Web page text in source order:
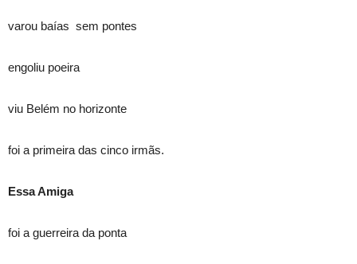
varou baí­as sem pontes
engoliu poeira
viu Belém no horizonte
foi a primeira das cinco irmãs.
Essa Amiga
foi a guerreira da ponta